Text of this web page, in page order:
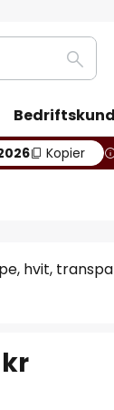
Søk
Kopier
hvit,